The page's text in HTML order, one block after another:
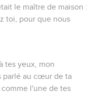
le maître de maison :
toi, pour que nous
tes yeux, mon
parlé au cœur de ta
l'une de tes